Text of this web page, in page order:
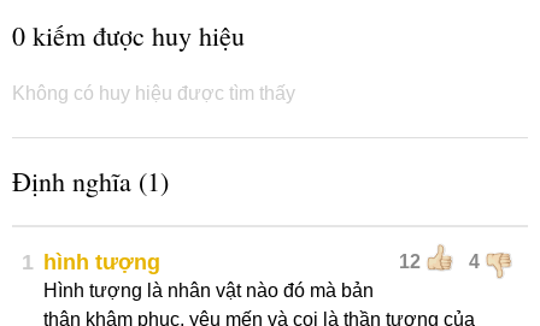
0 kiếm được huy hiệu
Không có huy hiệu được tìm thấy
Định nghĩa (1)
1 12 4
hình tượng
Hình tượng là nhân vật nào đó mà bản
thân khâm phục, yêu mến và coi là thần tượng của